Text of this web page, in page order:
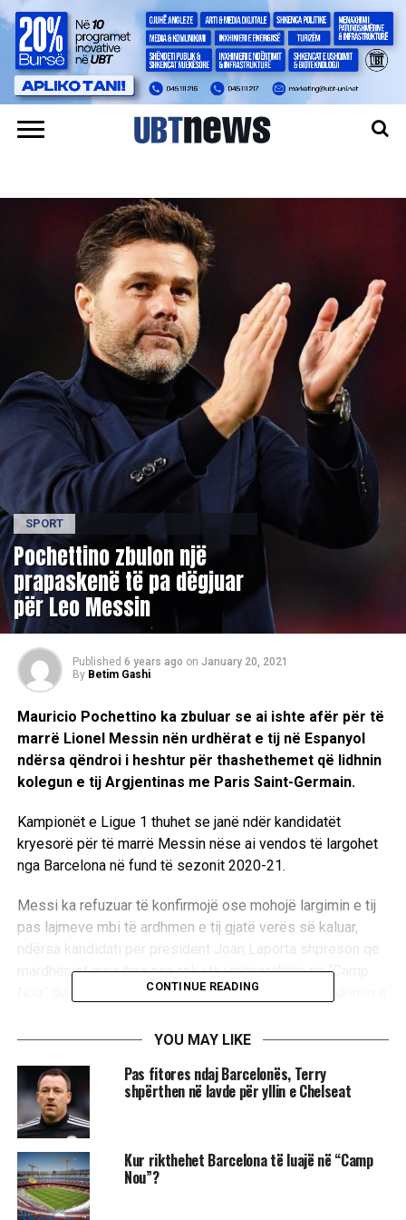
SPORT
Pochettino zbulon një
prapaskenë të pa dëgjuar
për Leo Messin
Published 6 years ago on January 20, 2021
By Betim Gashi
Mauricio Pochettino ka zbuluar se ai ishte afër për të
marrë Lionel Messin nën urdhërat e tij në Espanyol
ndërsa qëndroi i heshtur për thashethemet që lidhnin
kolegun e tij Argjentinas me Paris Saint-Germain.
Kampionët e Ligue 1 thuhet se janë ndër kandidatët
kryesorë për të marrë Messin nëse ai vendos të largohet
nga Barcelona në fund të sezonit 2020-21.
Messi ka refuzuar të konfirmojë ose mohojë largimin e tij
pas lajmeve mbi të ardhmen e tij gjatë verës së kaluar,
ndërsa kandidati për president Joan Laporta shpreson që
mardhëniet mes tyre nga roli i tij i mëparshëm në “Camp
Nou” do ta ndihmojë atë ta bindë për të zgjatur qëndrimin e
Southamptoni, ëndrra ime ishte të kisha lojtarët më të mirë
në klub dhe Messi ishte afër që të huazohej te Espanyoli”,
shpjegoi ish-trajneri i Tottenhamit për “El Larguero”.
“Marrëveshja ishte e avancuar, por ai dha një paraqitje të
shkëlqyeshme në para-sezoni në “Trofeo Gamper” dhe ky
ishte fundi i kësaj”, tha trajneri i Paris Saint-Germain.
CONTINUE READING
YOU MAY LIKE
Pas fitores ndaj Barcelonës, Terry
shpërthen në lavde për yllin e Chelseat
Kur rikthehet Barcelona të luajë në “Camp
Nou”?